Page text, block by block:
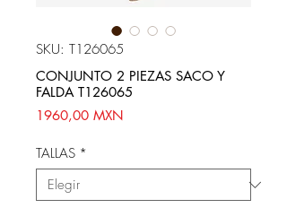
SKU: T126065
CONJUNTO 2 PIEZAS SACO Y
FALDA T126065
1960,00 MXN
TALLAS *